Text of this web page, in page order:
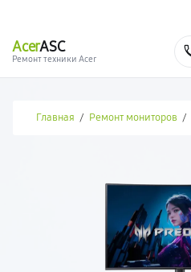
AcerASC
Ремонт техники Acer
Главная / Ремонт мониторов /